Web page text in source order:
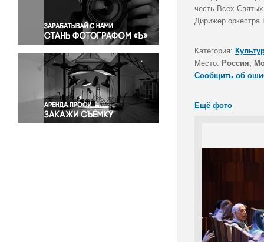
Правосудие
Происшествия и конфликты
Религия
Светская жизнь
Спорт
Экология
Экономика и бизнес
честь Всех
Дирижер оркестра
Категория:
Место: Россия,
Сообщить об
Ещё фото